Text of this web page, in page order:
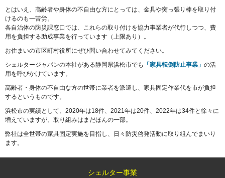
とはいえ、高齢者や身体の不自由な方にとっては、金具や突っ張り棒を取り付
けるのも一苦労。
各自治体の防災課窓口では、これらの取り付けを協力事業者が代行しつつ、費
用を負担する助成事業を行っています（上限あり）。
お住まいの市区町村役所にぜひ問い合わせてみてください。
シェルタージャパンの本社がある静岡県浜松市でも
「家具転倒防止事業」 の活
用を呼びかけています。
高齢者・身体の不自由な方の世帯に業者を派遣し、家具固定作業代を市が負担
するというものです。
浜松市の実績として、2020年は18件、2021年は20件、2022年は34件と徐々に
増えていますが、取り組みはまだほんの一部。
弊社は全世帯の家具固定実施を目指し、日々防災啓発活動に取り組んでまいり
ます。
シェルター事業